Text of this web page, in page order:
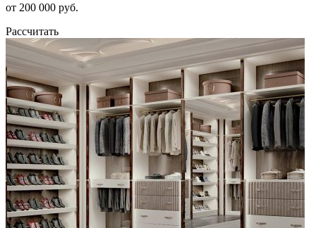
от 200 000 руб.
Рассчитать